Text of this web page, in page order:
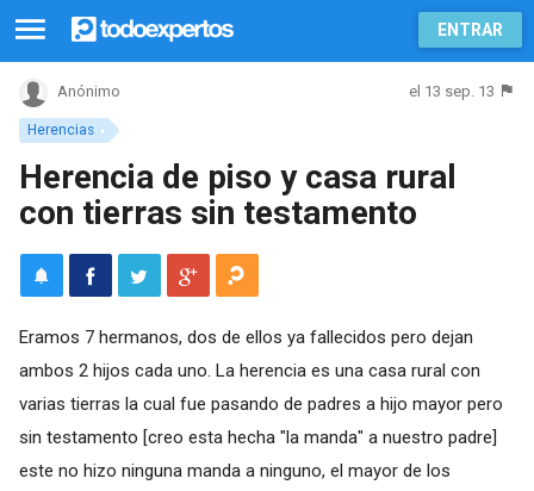
ENTRAR
Herencias
Anónimo el 13 sep. 13
Herencia de piso y casa rural
con tierras sin testamento
Eramos 7 hermanos, dos de ellos ya fallecidos pero dejan
ambos 2 hijos cada uno. La herencia es una casa rural con
varias tierras la cual fue pasando de padres a hijo mayor pero
sin testamento [creo esta hecha "la manda" a nuestro padre]
este no hizo ninguna manda a ninguno, el mayor de los